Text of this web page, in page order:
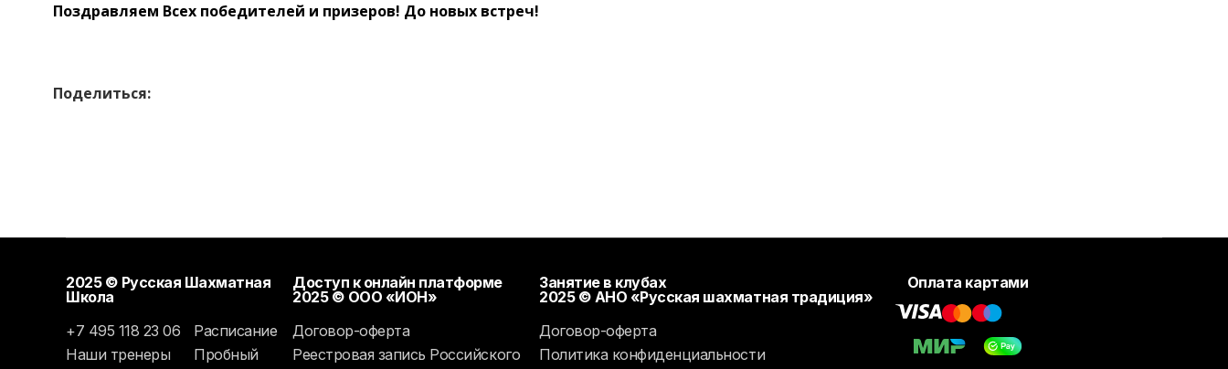
Поздравляем Всех победителей и призеров! До новых встреч!
Поделиться:
2025 © Русская Шахматная
Школа
+7 495 118 23 06
Наши тренеры
Расписание
Пробный
Доступ к онлайн платформе
2025 © ООО «ИОН»
Договор-оферта
Реестровая запись Российского
Занятие в клубах
2025 © АНО «Русская шахматная традиция»
Договор-оферта
Политика конфиденциальности
Оплата картами